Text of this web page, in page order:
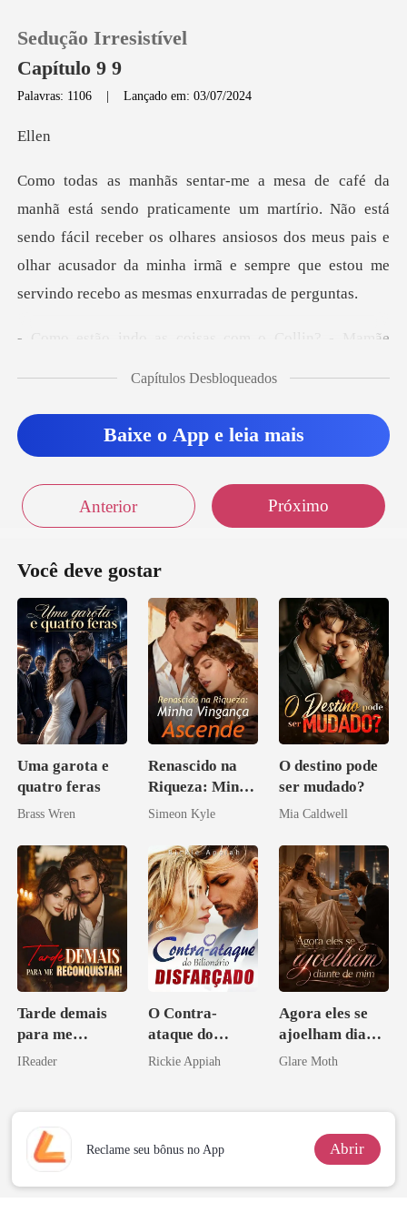
Loja
Histórico
Sair
Sedução Irresistível
Capítulo 9 9
Palavras: 1106 |Lançado em: 03/07/2024
l
írio. Não está
sendo fácil receber os olhares ansiosos dos meus pais e
olhar acusador
com o Collin? - Mamãe
Capítulos Desbloqueados
Baixe o App e leia mais
Anterior Próximo
Você deve gostar
Uma garota e
quatro feras
Brass Wren
Renascido na
Riqueza: Minha
Vingança
Simeon Kyle
O destino pode
ser mudado?
Mia Caldwell
Tarde demais
para me
reconquistar!
IReader
O Contra-
ataque do
Bilionário
Rickie Appiah
Agora eles se
ajoelham diante
de mim
Glare Moth
Reclame seu bônus no App Abrir